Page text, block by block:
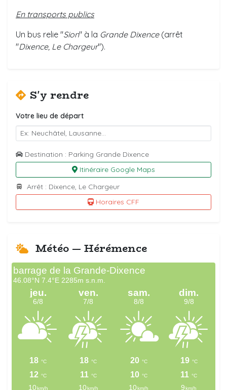
En transports publics
Un bus relie "Sion" à la Grande Dixence (arrêt
"Dixence, Le Chargeur").
S'y rendre
Votre lieu de départ
Destination : Parking Grande Dixence
Itinéraire Google Maps
Arrêt : Dixence, Le Chargeur
Horaires CFF
Météo — Hérémence